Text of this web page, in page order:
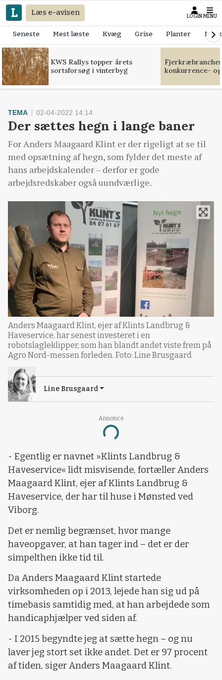
Læs e-avisen LOGIN MENU
Seneste Mest læste Kvæg Grise Planter
KWS Rallys topper årets
sortsforsøg i vinterbyg
konkurrence-
Annonce
Loading...
TEMA 02-04-2022 14:14
Der sættes hegn i lange baner
For Anders Maagaard Klint er der rigeligt at se til
med opsætning af hegn, som fylder det meste af
hans arbejdskalender – derfor er gode
arbejdsredskaber også uundværlige.
Anders Maagaard Klint, ejer af Klints Landbrug &
Haveservice, har senest investeret i en
robotslagleklipper, som han blandt andet viste frem på
Agro Nord-messen forleden. Foto: Line Brusgaard
Line Brusgaard
- Egentlig er navnet »Klints Landbrug &
Haveservice« lidt misvisende, fortæller Anders
Maagaard Klint, ejer af Klints Landbrug &
Haveservice, der har til huse i Mønsted ved
Viborg.
Det er nemlig begrænset, hvor mange
haveopgaver, at han tager ind – det er der
simpelthen ikke tid til.
Da Anders Maagaard Klint startede
virksomheden op i 2013, lejede han sig ud på
timebasis samtidig med, at han arbejdede som
handicaphjælper ved siden af.
- I 2015 begyndte jeg at sætte hegn – og nu
laver jeg stort set ikke andet. Det er 97 procent
af tiden, siger Anders Maagaard Klint.